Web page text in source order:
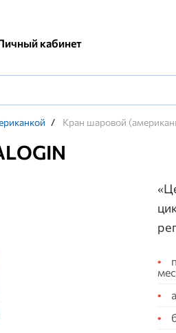
кабинет
/ Кран шаровой